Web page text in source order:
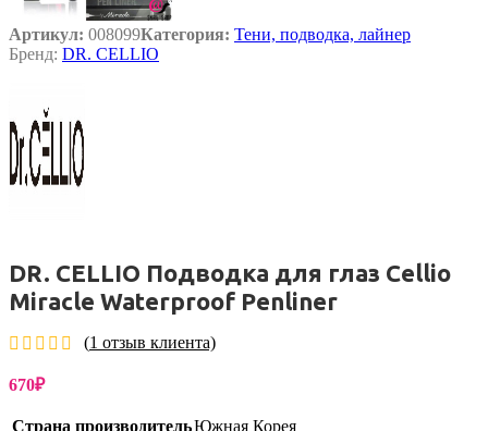
Артикул: 008099Категория: Тени, подводка, лайнер
Бренд: DR. CELLIO
DR. CELLIO Подводка для глаз Cellio
Miracle Waterproof Penliner
(1 отзыв клиента)
670₽
Страна производительЮжная Корея